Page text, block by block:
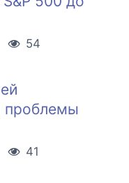
54
проблемы
41